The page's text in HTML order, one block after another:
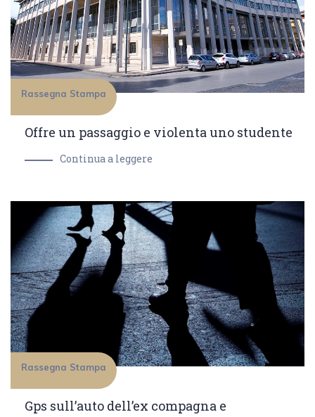
Rassegna Stampa
Offre un passaggio e violenta uno studente
Continua a leggere
Rassegna Stampa
Gps sull’auto dell’ex compagna e